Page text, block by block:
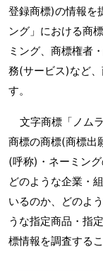
登録商標)の情報を
ング」における商
ミング、商標権者
務(サービス)など
す。
文字商標「ノム
商標の商標(商標出
(呼称)・ネーミン
どのような企業・
いるのか、どのよ
うな指定商品・指
標情報を調査する